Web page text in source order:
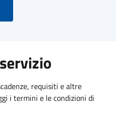
requisiti e altre
i termini e le condizioni di